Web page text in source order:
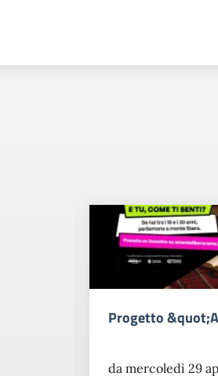
Atomi di